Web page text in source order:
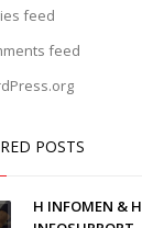
feed
feed
POSTS
Η INFOMEN & Η